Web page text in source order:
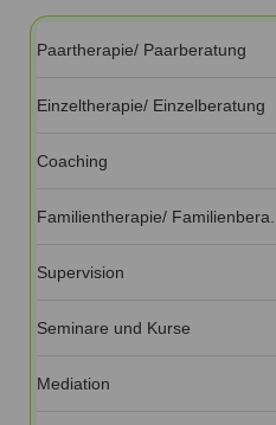
Veranstaltungen
Ausbildungsinstitute
Fortbildungen
Anmelden
Paartherapie/ Paarberatung
Einzeltherapie/ Einzelberatung
Coaching
Familientherapie/ Familienbera...
Supervision
Seminare und Kurse
Mediation